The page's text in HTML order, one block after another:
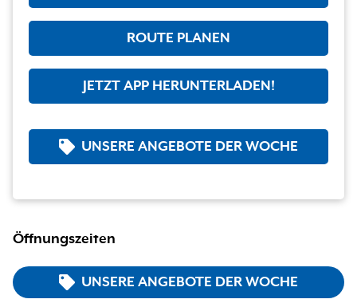
ROUTE PLANEN
JETZT APP HERUNTERLADEN!
UNSERE ANGEBOTE DER WOCHE
Öffnungszeiten
UNSERE ANGEBOTE DER WOCHE